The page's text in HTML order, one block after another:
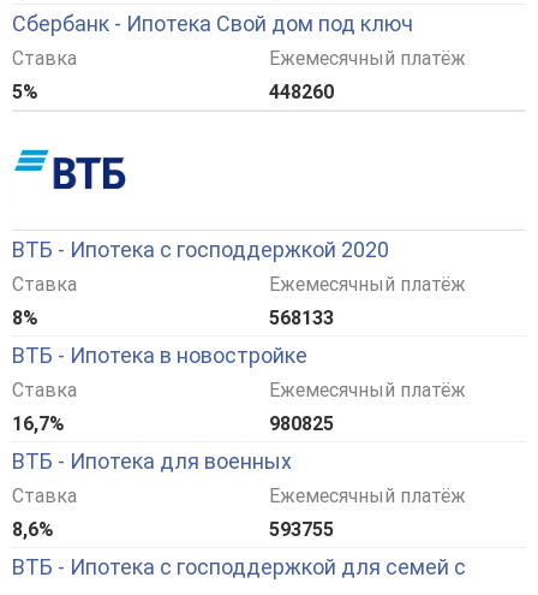
Сбербанк - Ипотека Свой дом под ключ
Ставка
5%
Ежемесячный платёж
448260
ВТБ - Ипотека с господдержкой 2020
Ставка
8%
Ежемесячный платёж
568133
ВТБ - Ипотека в новостройке
Ставка
16,7%
Ежемесячный платёж
980825
ВТБ - Ипотека для военных
Ставка
8,6%
Ежемесячный платёж
593755
ВТБ - Ипотека с господдержкой для семей с